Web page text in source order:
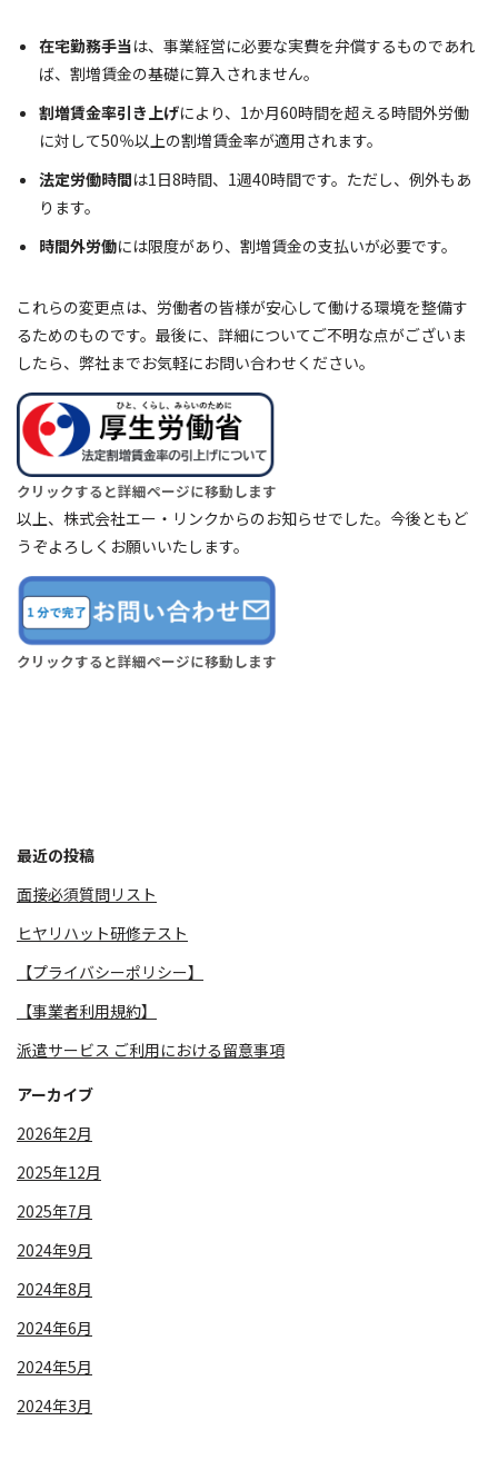
在宅勤務手当は、事業経営に必要な実費を弁償するものであれ
ば、割増賃金の基礎に算入されません。
割増賃金率引き上げにより、1か月60時間を超える時間外労働
に対して50％以上の割増賃金率が適用されます。
法定労働時間は1日8時間、1週40時間です。ただし、例外もあ
ります。
時間外労働には限度があり、割増賃金の支払いが必要です。
これらの変更点は、労働者の皆様が安心して働ける環境を整備す
るためのものです。最後に、詳細についてご不明な点がございま
したら、弊社までお気軽にお問い合わせください。
クリックすると詳細ページに移動します
以上、株式会社エー・リンクからのお知らせでした。今後ともど
うぞよろしくお願いいたします。
クリックすると詳細ページに移動します
最近の投稿
面接必須質問リスト
ヒヤリハット研修テスト
【プライバシーポリシー】
【事業者利用規約】
派遣サービス ご利用における留意事項
アーカイブ
2026年2月
2025年12月
2025年7月
2024年9月
2024年8月
2024年6月
2024年5月
2024年3月